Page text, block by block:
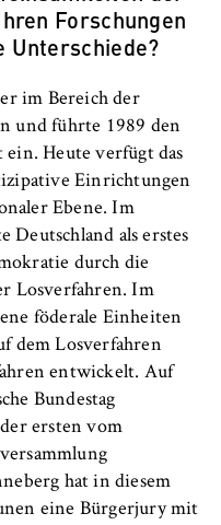
Forschungen
Unterschiede?
im Bereich der
und führte 1989 den
Heute verfügt das
Einrichtungen
Ebene. Im
Deutschland als erstes
durch die
Losverfahren. Im
föderale Einheiten
dem Losverfahren
entwickelt. Auf
Bundestag
ersten vom
hat in diesem
eine Bürgerjury mit